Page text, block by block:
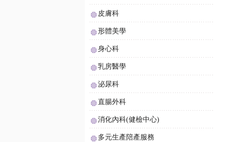
皮膚科
形體美學
身心科
乳房醫學
泌尿科
直腸外科
消化內科(健檢中心)
多元生產陪產服務